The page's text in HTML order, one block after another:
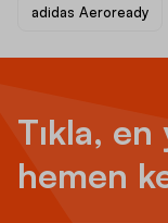
adidas Aeroready
Tıkla,
hemen